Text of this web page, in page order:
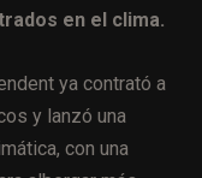
en el clima.
ya contrató a
y lanzó una
con una